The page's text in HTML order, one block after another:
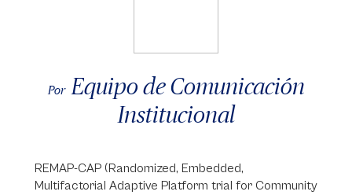
Por Equipo de Comunicación
Institucional
REMAP-CAP (Randomized, Embedded,
Multifactorial Adaptive Platform trial for Community